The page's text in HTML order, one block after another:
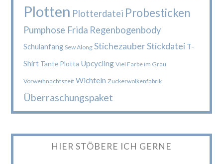
Plotten Plotterdatei Probesticken
Pumphose Frida Regenbogenbody
Schulanfang Sew Along StichezauberStickdatei T-
Shirt Tante Plotta Upcycling Viel Farbe im Grau
Vorweihnachtszeit Wichteln Zuckerwolkenfabrik
Überraschungspaket
HIER STÖBERE ICH GERNE